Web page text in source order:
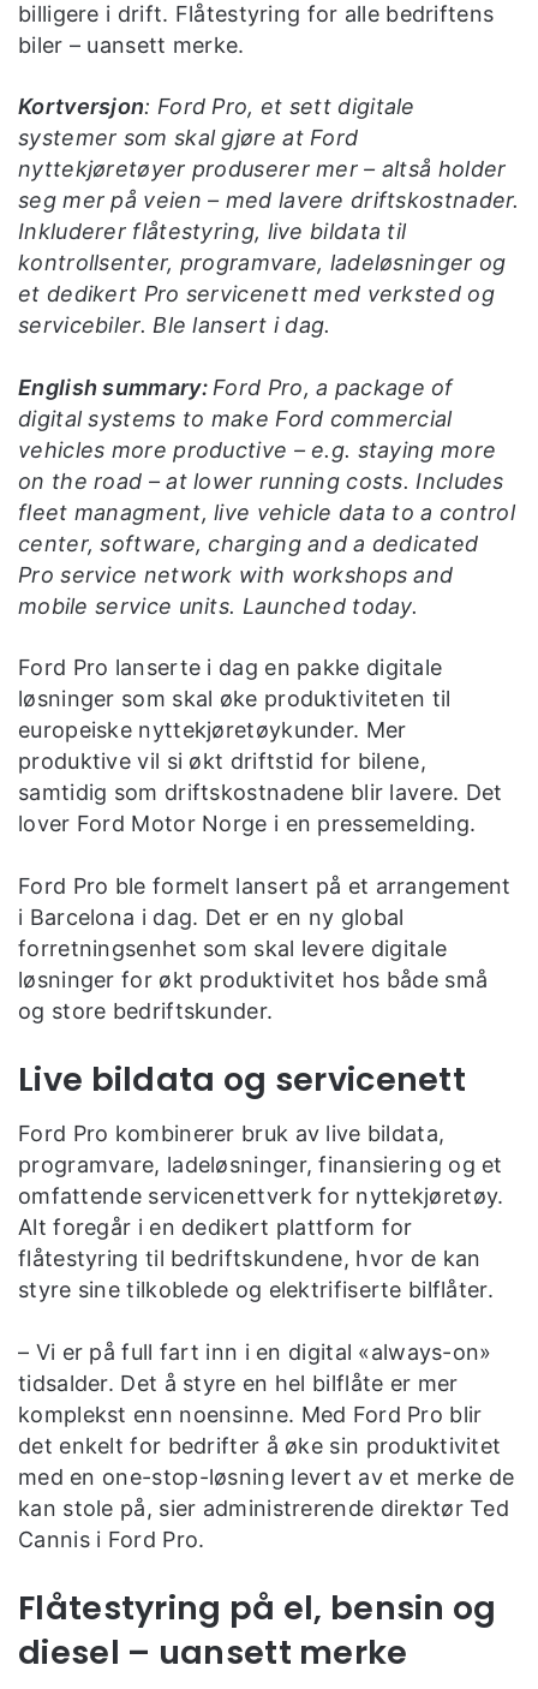
billigere i drift. Flåtestyring for alle bedriftens
biler – uansett merke.
Kortversjon: Ford Pro, et sett digitale
systemer som skal gjøre at Ford
nyttekjøretøyer produserer mer – altså holder
seg mer på veien – med lavere driftskostnader.
Inkluderer flåtestyring, live bildata til
kontrollsenter, programvare, ladeløsninger og
et dedikert Pro servicenett med verksted og
servicebiler. Ble lansert i dag.
English summary: Ford Pro, a package of
digital systems to make Ford commercial
vehicles more productive – e.g. staying more
on the road – at lower running costs. Includes
fleet managment, live vehicle data to a control
center, software, charging and a dedicated
Pro service network with workshops and
mobile service units. Launched today.
Ford Pro lanserte i dag en pakke digitale
løsninger som skal øke produktiviteten til
europeiske nyttekjøretøykunder. Mer
produktive vil si økt driftstid for bilene,
samtidig som driftskostnadene blir lavere. Det
lover Ford Motor Norge i en pressemelding.
Ford Pro ble formelt lansert på et arrangement
i Barcelona i dag. Det er en ny global
forretningsenhet som skal levere digitale
løsninger for økt produktivitet hos både små
og store bedriftskunder.
Live bildata og servicenett
Ford Pro kombinerer bruk av live bildata,
programvare, ladeløsninger, finansiering og et
omfattende servicenettverk for nyttekjøretøy.
Alt foregår i en dedikert plattform for
flåtestyring til bedriftskundene, hvor de kan
styre sine tilkoblede og elektrifiserte bilflåter.
– Vi er på full fart inn i en digital «always-on»
tidsalder. Det å styre en hel bilflåte er mer
komplekst enn noensinne. Med Ford Pro blir
det enkelt for bedrifter å øke sin produktivitet
med en one-stop-løsning levert av et merke de
kan stole på, sier administrerende direktør Ted
Cannis i Ford Pro.
Flåtestyring på el, bensin og
diesel – uansett merke